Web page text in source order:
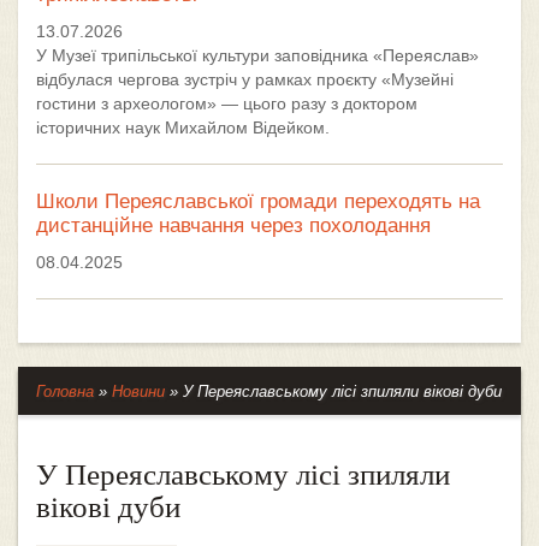
13.07.2026
У Музеї трипільської культури заповідника «Переяслав»
відбулася чергова зустріч у рамках проєкту «Музейні
гостини з археологом» — цього разу з доктором
історичних наук Михайлом Відейком.
Школи Переяславської громади переходять на
дистанційне навчання через похолодання
08.04.2025
Головна » Новини » У Переяславському лісі зпиляли вікові дуби
У Переяславському лісі зпиляли
вікові дуби